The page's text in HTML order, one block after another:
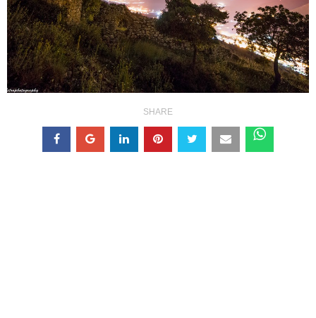
SHARE